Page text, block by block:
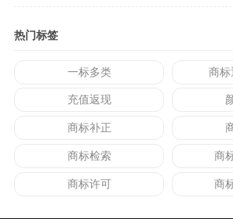
热门标签
一标多类 商标
充值返现
商标补正
商标检索 商
商标许可 商